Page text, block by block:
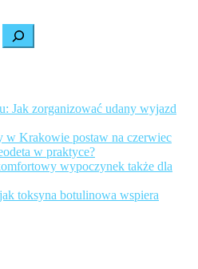
Jak zorganizować udany wyjazd
w Krakowie postaw na czerwiec
w praktyce?
wypoczynek także dla
toksyna botulinowa wspiera